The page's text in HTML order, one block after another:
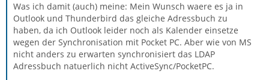
Was ich damit (auch) meine: Mein Wunsch waere es ja in
Outlook und Thunderbird das gleiche Adressbuch zu
haben, da ich Outlook leider noch als Kalender einsetze
wegen der Synchronisation mit Pocket PC. Aber wie von MS
nicht anders zu erwarten synchronisiert das LDAP
Adressbuch natuerlich nicht ActiveSync/PocketPC.